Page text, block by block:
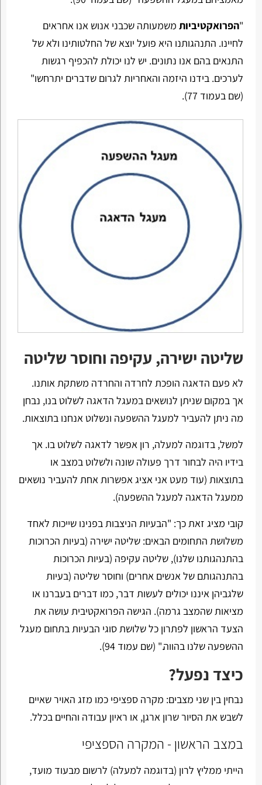
"הפרואקטיביותמשמעותה שכבני אנוש אנו אחראים
לחיינו. התנהגותנו היא פועל יוצא של החלטותינו ולא של
התנאים בהם אנו נתונים. יש לנו יכולת להכפיף רגשות
לערכים. בידנו היזמה והאחריות לגרום שדברים יתרחשו"
(שם בעמוד 77).
שליטה ישירה, עקיפה וחוסר שליטה
לא פעם הדאגה הופכת לחרדה והחרדה משתקת אותנו.
אך במקום שניתן לנושאים במעגל הדאגה לשלוט בנו, נבחן
מה ניתן להעביר למעגל ההשפעה ונשלוט אנחנו בתוצאות.
למשל, בדוגמה למעלה, רון אפשר לדאגה לשלוט בו. אך
בידיו היה לבחור דרך פעולה שונה ולשלוט במצב או
בתוצאות (עוד מעט אני אציג אפשרות אחת להעביר נושאים
ממעגל הדאגה למעגל ההשפעה).
קובי מציג זאת כך: "הבעיות הניצבות בפנינו שייכות לאחד
משלושת התחומים הבאים: שליטה ישירה (בעיות הכרוכות
בהתנהגותנו שלנו), שליטה עקיפה (בעיות הכרוכות
בהתנהגותם של אנשים אחרים) וחוסר שליטה (בעיות
שלגביהן איננו יכולים לעשות דבר, כמו דברים בעברנו או
מציאות שהמצב גרמה). הגישה הפרואקטיבית עושה את
הצעד הראשון לפתרון כל שלושת סוגי הבעיות בתחום מעגל
ההשפעה שלנו בהווה." (שם עמוד 94).
כיצד נפעל?
נבחין בין שני מצבים: מקרה ספציפי כמו מזג האויר שאיים
לשבש את הסיור שרון ארגן, או ראיון עבודה והחיים בכלל.
במצב הראשון - המקרה הספציפי
הייתי ממליץ לרון (בדוגמה למעלה) לרשום מבעוד מועד,